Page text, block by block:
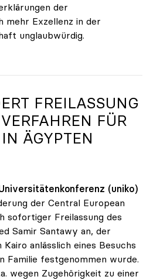
der
mehr Exzellenz in der
unglaubwürdig.
Förderungen des
FREILASSUNG
FÜR
ÄGYPTEN
(uniko)
der Central European
sofortiger Freilassung des
Samir Santawy an, der
anlässlich eines Besuchs
Familie festgenommen wurde.
wegen Zugehörigkeit zu einer